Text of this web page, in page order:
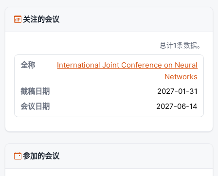
关注的会议
总计1条数据。
International Joint Conference on Neural
Networks
2027-01-31
2027-06-14
参加的会议